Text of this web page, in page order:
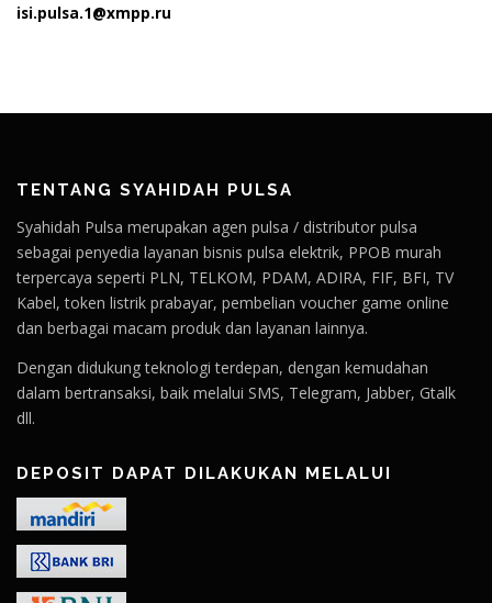
isi.pulsa.1@xmpp.ru
TENTANG SYAHIDAH PULSA
Syahidah Pulsa merupakan agen pulsa / distributor pulsa
sebagai penyedia layanan bisnis pulsa elektrik, PPOB murah
terpercaya seperti PLN, TELKOM, PDAM, ADIRA, FIF, BFI, TV
Kabel, token listrik prabayar, pembelian voucher game online
dan berbagai macam produk dan layanan lainnya.
Dengan didukung teknologi terdepan, dengan kemudahan
dalam bertransaksi, baik melalui SMS, Telegram, Jabber, Gtalk
dll.
DEPOSIT DAPAT DILAKUKAN MELALUI